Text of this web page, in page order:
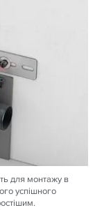
для монтажу в
успішного